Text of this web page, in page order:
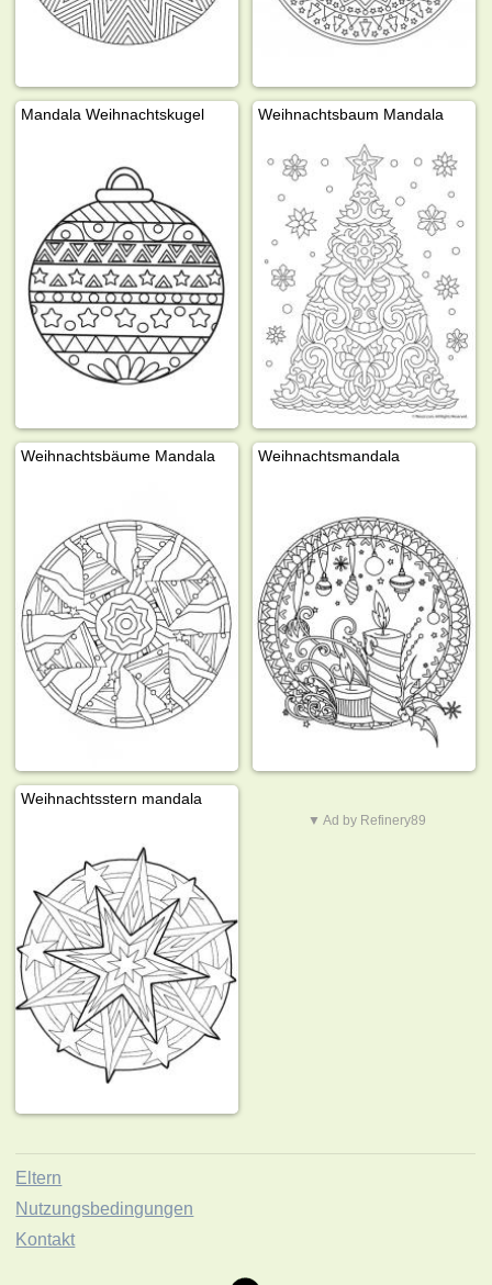
Mandala Weihnachtskugel Weihnachtsbaum Mandala
Weihnachtsbäume Mandala Weihnachtsmandala
Weihnachtsstern mandala
▼ Ad by Refinery89
Eltern
Nutzungsbedingungen
Kontakt